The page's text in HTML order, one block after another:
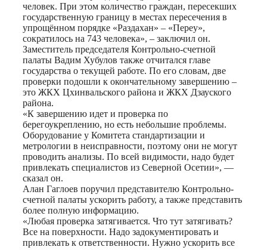
человек. При этом количество граждан, пересекших
государственную границу в местах пересечения в
упрощённом порядке «Раздахан» – «Переу»,
сократилось на 743 человека», – заключил он.
Заместитель председателя Контрольно-счетной
палаты Вадим Хубулов также отчитался главе
государства о текущей работе. По его словам, две
проверки подошли к окончательному завершению –
это ЖКХ Цхинвальского района и ЖКХ Дзауского
района.
«К завершению идет и проверка по
берегоукреплению, но есть небольшие проблемы.
Оборудование у Комитета стандартизации и
метрологии в неисправности, поэтому они не могут
проводить анализы. По всей видимости, надо будет
привлекать специалистов из Северной Осетии», —
сказал он.
Алан Гаглоев поручил представителю Контрольно-
счетной палаты ускорить работу, а также представить
более полную информацию.
«Любая проверка затягивается. Что тут затягивать?
Все на поверхности. Надо задокументировать и
привлекать к ответственности. Нужно ускорить все